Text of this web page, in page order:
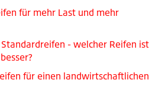
für mehr Last und mehr
- welcher Reifen ist
für einen landwirtschaftlichen